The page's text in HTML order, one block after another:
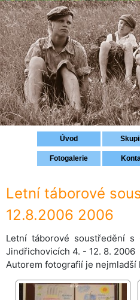
Úvod
Fotogalerie
Letní táborové
12.8.2006 2006
Letní táborové soustředění s
Jindřichovicích 4. - 12. 8. 2006
Autorem fotografií je nejmladší